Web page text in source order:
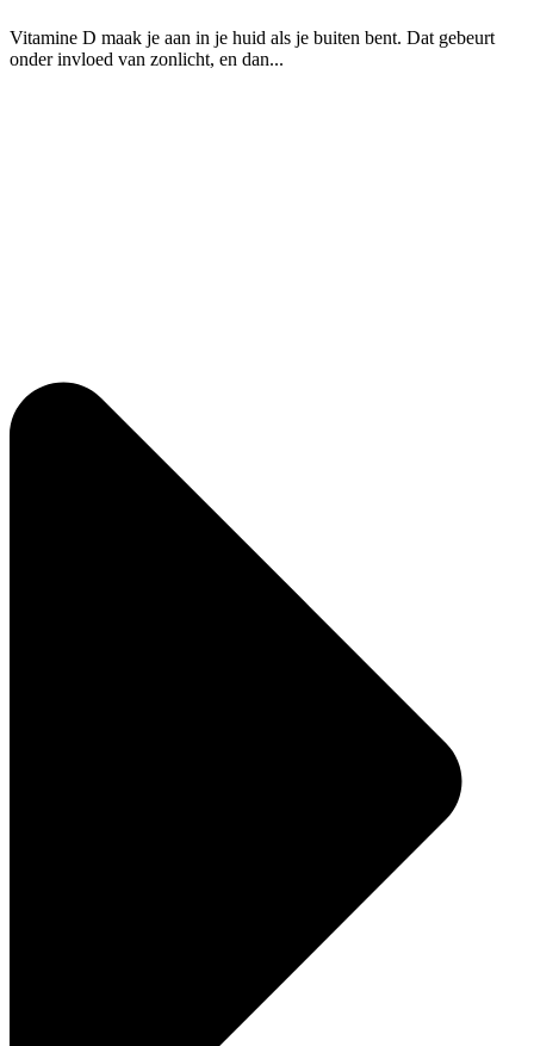
Vitamine D maak je aan in je huid als je buiten bent. Dat gebeurt
onder invloed van zonlicht, en dan...